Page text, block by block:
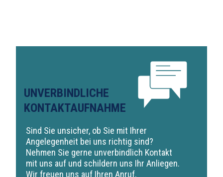
UNVERBINDLICHE
KONTAKTAUFNAHME
Sind Sie unsicher, ob Sie mit Ihrer
Angelegenheit bei uns richtig sind?
Nehmen Sie gerne unverbindlich Kontakt
mit uns auf und schildern uns Ihr Anliegen.
Wir freuen uns auf Ihren Anruf.